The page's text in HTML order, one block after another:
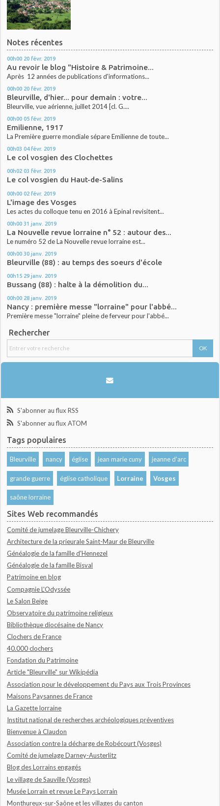
Notes récentes
00h00 20 févr. 2019
Au revoir le blog "Histoire & Patrimoine...
Après 12 années de publications d'informations...
00h00 20 févr. 2019
Bleurville, d'hier... pour demain : votre...
Bleurville, vue aérienne, juillet 2014 [cl. G....
00h00 05 févr. 2019
Emilienne, 1917
La Première guerre mondiale sépare Emilienne de toute...
00h03 04 févr. 2019
Le col vosgien des Clochettes
00h02 03 févr. 2019
Le col vosgien du Haut-de-Salins
00h00 02 févr. 2019
L'image des Vosges
Les actes du colloque tenu en 2016 à Epinal revisitent...
00h00 31 janv. 2019
La Nouvelle revue lorraine n° 52 : autour des...
Le numéro 52 de La Nouvelle revue lorraine est...
00h00 30 janv. 2019
Bleurville (88) : au temps des soeurs d'école
00h15 29 janv. 2019
Bussang (88) : halte à la démolition du...
00h00 28 janv. 2019
Nancy : première messe "lorraine" pour l'abbé...
Première messe "lorraine" pleine de ferveur pour l'abbé...
Rechercher
S'abonner au flux RSS
S'abonner au flux ATOM
Tags populaires
Bleurville nancy église jean marie cuny jeanne d'arc
grande guerre église catholique Lorraine Vosges
saône lorraine
Sites Web recommandés
Comité de jumelage Bleurville-Chichery
Architecture de la prieurale Saint-Maur de Bleurville
Généalogie de la famille d'Hennezel
Généalogie de la famille Bisval
Patrimoine en blog
Compagnie L'Odyssée
Le Salon Beige
Observatoire du patrimoine religieux
Bibliothèque diocésaine de Nancy
Clochers de France
40.000 clochers
Fondation du Patrimoine
Article "Bleurville" sur Wikipédia
Association pour le développement du Pays aux Trois Provinces
Maisons Paysannes de France
La Gazette lorraine
Institut national de recherches archéologiques préventives
Bienvenue à Claudon
Association contre la décharge de Robécourt (Vosges)
Comité de jumelage Darney-Austerlitz
Blog des Lorrains engagés
Le village de Sauville (Vosges)
Musée Lorrain et revue Le Pays Lorrain
Monthureux-sur-Saône et les villages du canton